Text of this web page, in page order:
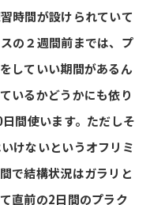
時間が設けられていて
の２週間前までは、プ
していい期間があるん
いるかどうかにも依り
間使います。ただしそ
けないというオフリミ
で結構状況はガラリと
直前の2日間のプラク